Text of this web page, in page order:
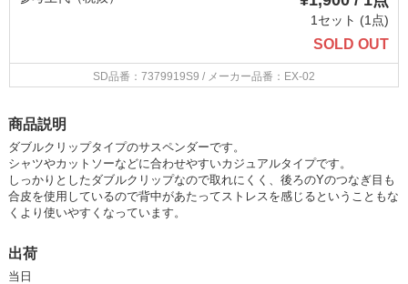
1セット (1点)
SOLD OUT
SD品番：7379919S9 / メーカー品番：EX-02
商品説明
ダブルクリップタイプのサスペンダーです。
シャツやカットソーなどに合わせやすいカジュアルタイプです。
しっかりとしたダブルクリップなので取れにくく、後ろのYのつなぎ目も
合皮を使用しているので背中があたってストレスを感じるということもな
くより使いやすくなっています。
出荷
当日